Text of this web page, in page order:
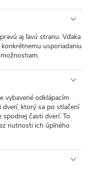
aj ľavú stranu. Vďaka
usporiadaniu
vybavené odklápacím
ktorý sa po stlačení
časti dverí. To
nutnosti ich úplného